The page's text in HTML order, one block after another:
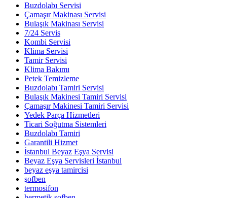
Buzdolabı Servisi
Çamaşır Makinası Servisi
Bulaşık Makinası Servisi
7/24 Servis
Kombi Servisi
Klima Servisi
Tamir Servisi
Klima Bakımı
Petek Temizleme
Buzdolabı Tamiri Servisi
Bulaşık Makinesi Tamiri Servisi
Çamaşır Makinesi Tamiri Servisi
Yedek Parça Hizmetleri
Ticari Soğutma Sistemleri
Buzdolabı Tamiri
Garantili Hizmet
İstanbul Beyaz Eşya Servisi
Beyaz Eşya Servisleri İstanbul
beyaz eşya tamircisi
şofben
termosifon